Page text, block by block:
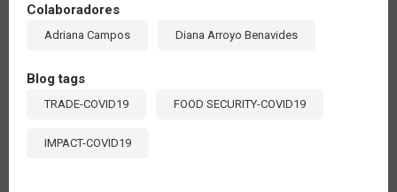
Colaboradores
Adriana Campos Diana Arroyo Benavides
Blog tags
TRADE-COVID19 FOOD SECURITY-COVID19
IMPACT-COVID19